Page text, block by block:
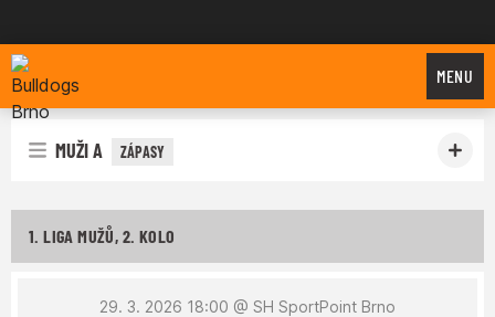
Bulldogs Brno
MENU
MUŽI A ZÁPASY
1. LIGA MUŽŮ, 2. KOLO
29. 3. 2026 18:00 @ SH SportPoint Brno